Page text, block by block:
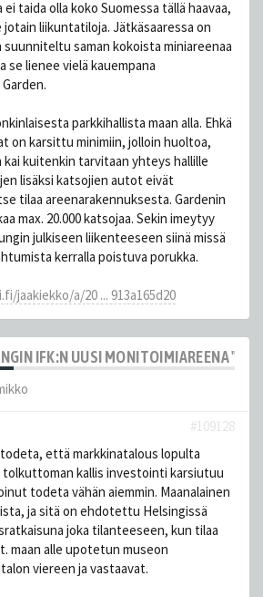
ei taida olla koko Suomessa tällä haavaa,
liikuntatiloja. Jätkäsaaressa on
suunniteltu saman kokoista miniareenaa
se lienee vielä kauempana
parkkihallista maan alla. Ehkä
on karsittu minimiin, jolloin huoltoa,
kuitenkin tarvitaan yhteys hallille
lisäksi katsojien autot eivät
tilaa areenarakennuksesta. Gardenin
max. 20.000 katsojaa. Sekin imeytyy
julkiseen liikenteeseen siinä missä
kerralla poistuva porukka.
jaakiekko/a/20 ... 913a165d20
IFK:N UUSI MONITOIMIAREENA
#109128
että markkinatalous lopulta
kallis investointi karsiutuu
todeta vähän aiemmin. Maanalainen
ja sitä on ehdotettu Helsingissä
joka tilanteeseen, kun tilaa
maan alle upotetun museon
viereen ja vastaavat.